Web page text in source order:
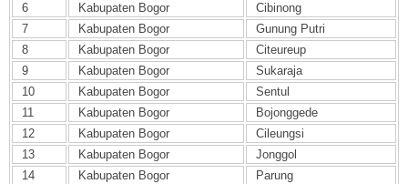
6
Kabupaten Bogor
Cibinong
7
Kabupaten Bogor
Gunung Putri
8
Kabupaten Bogor
Citeureup
9
Kabupaten Bogor
Sukaraja
10
Kabupaten Bogor
Sentul
11
Kabupaten Bogor
Bojonggede
12
Kabupaten Bogor
Cileungsi
13
Kabupaten Bogor
Jonggol
14
Kabupaten Bogor
Parung